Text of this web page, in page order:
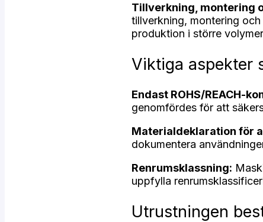
Tillverkning, montering
tillverkning, montering
produktion i större
Viktiga aspekter
Endast ROHS/REACH-
genomfördes för att
Materialdeklaration för
dokumentera
Renrumsklassning:
uppfylla
Utrustningen